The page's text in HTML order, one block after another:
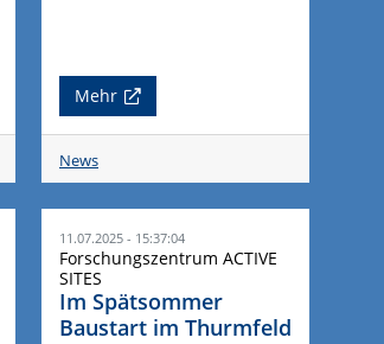
Mehr
News
11.07.2025 - 15:37:04
Forschungszentrum ACTIVE
SITES
Im Spätsommer
Baustart im Thurmfeld